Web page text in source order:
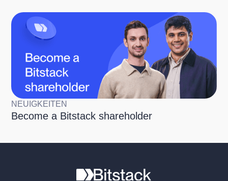
NEUIGKEITEN
Become a Bitstack shareholder